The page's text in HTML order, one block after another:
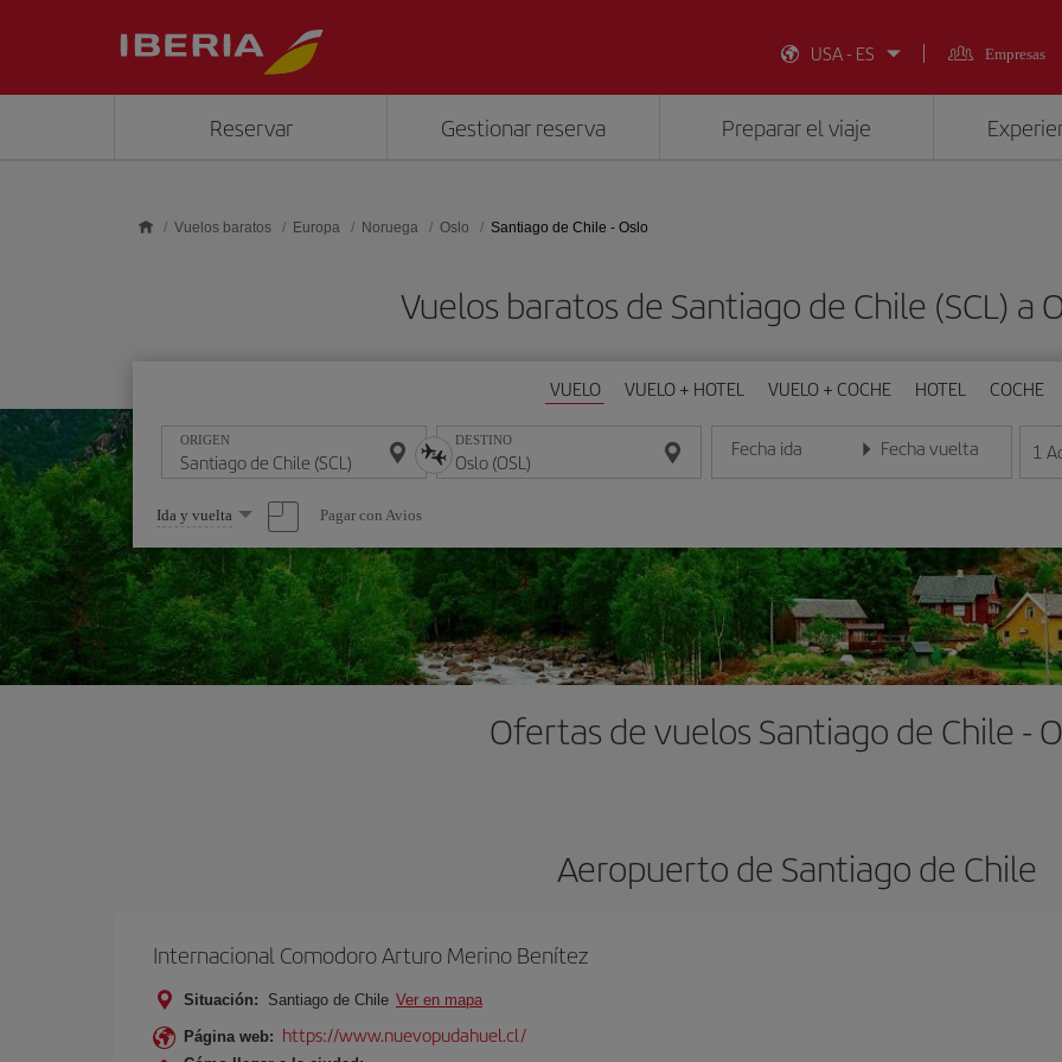
USA - ES
Empresas
Reservar Gestionar reserva Preparar el viaje
Vuelos baratos Europa Noruega Oslo Santiago de Chile - Oslo
Vuelos baratos de Santiago de Chile (SCL) a
VUELO VUELO + HOTEL VUELO + COCHE HOTEL COCHE
ORIGEN DESTINO Fecha ida
Introduce la fecha en formato día/mes/año
Fecha vuelta
Introduce la fecha en 1
Seleccione
una
opción
Ida y vuelta Pagar con Avios
Ofertas de vuelos Santiago de Chile -
Aeropuerto de Santiago de Chile
Internacional Comodoro Arturo Merino Benítez
Situación: Santiago de Chile Ver en mapa
Página web: https://www.nuevopudahuel.cl/